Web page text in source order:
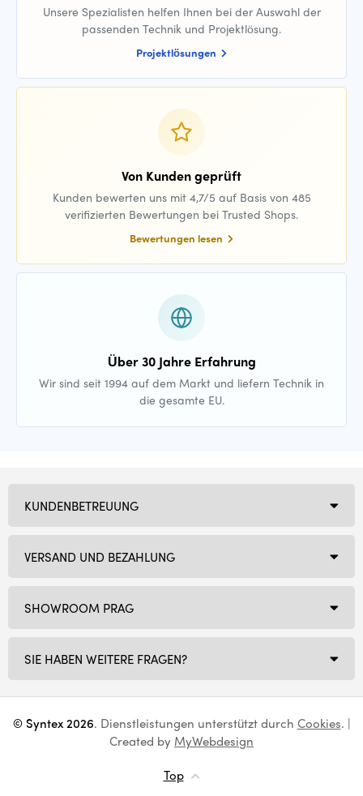
Unsere Spezialisten helfen Ihnen bei der Auswahl der
passenden Technik und Projektlösung.
Projektlösungen
Von Kunden geprüft
Kunden bewerten uns mit 4,7/5 auf Basis von 485
verifizierten Bewertungen bei Trusted Shops.
Bewertungen lesen
Über 30 Jahre Erfahrung
Wir sind seit 1994 auf dem Markt und liefern Technik in
die gesamte EU.
SHOWROOM PRAG
SIE HABEN WEITERE FRAGEN?
KUNDENBETREUUNG
VERSAND UND BEZAHLUNG
© Syntex 2026. Dienstleistungen unterstützt durch Cookies. |
Created by MyWebdesign
Top